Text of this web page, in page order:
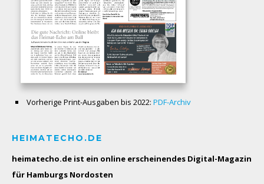
Vorherige Print-Ausgaben bis 2022: PDF-Archiv
HEIMATECHO.DE
heimatecho.de ist ein online erscheinendes Digital-Magazin
für Hamburgs Nordosten